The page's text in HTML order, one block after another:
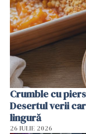
Crumble cu
Desertul verii
lingură
26 IULIE 2026